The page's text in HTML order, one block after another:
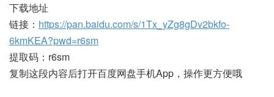
下载地址
链接： https://pan.baidu.com/s/1Tx_yZg8gDv2bkfo-
6kmKEA?pwd=r6sm
提取码：r6sm
复制这段内容后打开百度网盘手机App，操作更方便哦